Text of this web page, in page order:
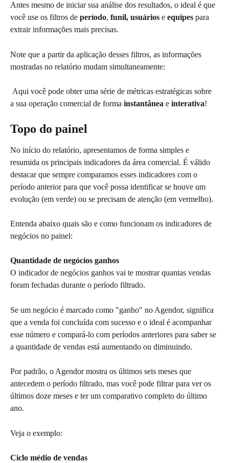
Antes mesmo de iniciar sua análise dos resultados, o ideal é que
você use os filtros de período, funil, usuários e equipes para
extrair informações mais precisas.
Note que a partir da aplicação desses filtros, as informações
mostradas no relatório mudam simultaneamente:
a sua operação comercial de forma instantânea e interativa!
Topo do painel
No início do relatório, apresentamos de forma simples e
resumida os principais indicadores da área comercial. É válido
destacar que sempre comparamos esses indicadores com o
período anterior para que você possa identificar se houve um
evolução (em verde) ou se precisam de atenção (em vermelho).
Entenda abaixo quais são e como funcionam os indicadores de
negócios no painel:
Quantidade de negócios ganhos
O indicador de negócios ganhos vai te mostrar quantas vendas
foram fechadas durante o período filtrado.
Se um negócio é marcado como "ganho" no Agendor, significa
que a venda foi concluída com sucesso e o ideal é acompanhar
esse número e compará-lo com períodos anteriores para saber se
a quantidade de vendas está aumentando ou diminuindo.
Por padrão, o Agendor mostra os últimos seis meses que
antecedem o período filtrado, mas você pode filtrar para ver os
últimos doze meses e ter um comparativo completo do último
ano.
Veja o exemplo:
Ciclo médio de vendas